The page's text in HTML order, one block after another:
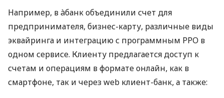
Например, в àбанк объединили счет для
предпринимателя, бизнес-карту, различные виды
эквайринга и интеграцию с программным РРО в
одном сервисе. Клиенту предлагается доступ к
счетам и операциям в формате онлайн, как в
смартфоне, так и через web клиент-банк, а также: